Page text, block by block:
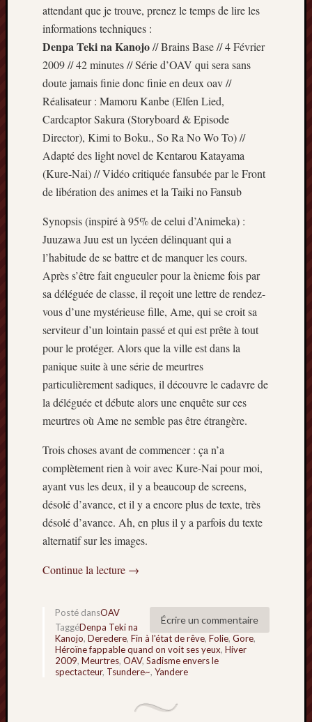
attendant que je trouve, prenez le temps de lire les
informations techniques :
Denpa Teki na Kanojo// Brains Base // 4 Février
2009 // 42 minutes // Série d’OAV qui sera sans
doute jamais finie donc finie en deux oav //
Réalisateur : Mamoru Kanbe (Elfen Lied,
Cardcaptor Sakura (Storyboard & Episode
Director), Kimi to Boku., So Ra No Wo To) //
Adapté des light novel de Kentarou Katayama
(Kure-Nai) // Vidéo critiquée fansubée par le Front
de libération des animes et la Taiki no Fansub
Synopsis (inspiré à 95% de celui d’Animeka) :
Juuzawa Juu est un lycéen délinquant qui a
l’habitude de se battre et de manquer les cours.
Après s’être fait engueuler pour la ènieme fois par
sa déléguée de classe, il reçoit une lettre de rendez-
vous d’une mystérieuse fille, Ame, qui se croit sa
serviteur d’un lointain passé et qui est prête à tout
pour le protéger. Alors que la ville est dans la
panique suite à une série de meurtres
particulièrement sadiques, il découvre le cadavre de
la déléguée et débute alors une enquête sur ces
meurtres où Ame ne semble pas être étrangère.
Trois choses avant de commencer : ça n’a
complètement rien à voir avec Kure-Nai pour moi,
ayant vus les deux, il y a beaucoup de screens,
désolé d’avance, et il y a encore plus de texte, très
désolé d’avance. Ah, en plus il y a parfois du texte
alternatif sur les images.
Continue la lecture →
Écrire un commentaire
Posté dansOAV
TaggéDenpa Teki na
Kanojo, Deredere, Fin à l'état de rêve, Folie, Gore,
Héroïne fappable quand on voit ses yeux, Hiver
2009, Meurtres, OAV, Sadisme envers le
spectacteur, Tsundere~, Yandere